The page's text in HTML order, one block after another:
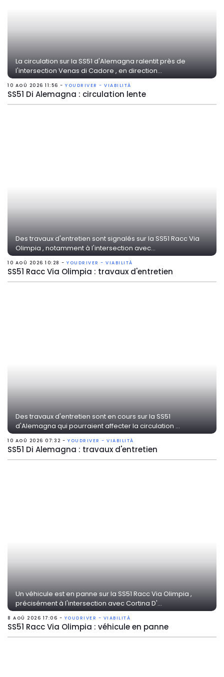
La circulation sur la SS51 d'Alemagna ralentit près de
l'intersection Venas di Cadore , en direction...
10 AOÛ 2026 11:56 - YOUDRIVER - VIABILITÀ
SS51 Di Alemagna : circulation lente
Des travaux d'entretien sont signalés sur la SS51 Racc Via
Olimpia , notamment à l'intersection avec...
10 AOÛ 2026 10:28 - YOUDRIVER - VIABILITÀ
SS51 Racc Via Olimpia : travaux d'entretien
Des travaux d'entretien sont en cours sur la SS51
d'Alemagna qui pourraient affecter la circulation ...
10 AOÛ 2026 07:32 - YOUDRIVER - VIABILITÀ
SS51 Di Alemagna : travaux d'entretien
Un véhicule est en panne sur la SS51 Racc Via Olimpia ,
précisément à l'intersection avec Cortina D'...
8 AOÛ 2026 17:06 - YOUDRIVER - VIABILITÀ
SS51 Racc Via Olimpia : véhicule en panne